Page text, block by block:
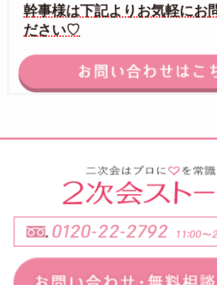
幹事様は下記よりお気軽にお
ださい♡